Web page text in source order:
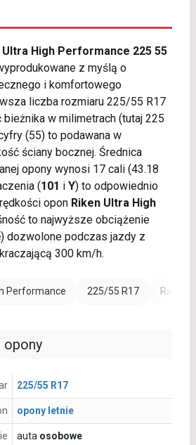
Ultra High Performance 225 55
z myślą o
i komfortowego
liczba rozmiaru 225/55 R17
w milimetrach (tutaj 225
(55) to podawana w
ściany bocznej. Średnica
opony wynosi 17 cali (43.18
(101 i Y) to odpowiednio
opon Riken Ultra High
to najwyższe obciążenie
dozwolone podczas jazdy z
300 km/h.
Performance 225/55 R17 Rant
opony
225/55 R17
opony letnie
auta osobowe